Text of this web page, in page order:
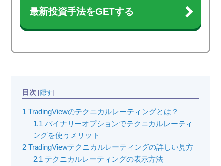
最新投資手法をGETする
目次 [隠す]
1 TradingViewのテクニカルレーティングとは？
1.1 バイナリーオプションでテクニカルレーティ
ングを使うメリット
2TradingViewテクニカルレーティングの詳しい見方
2.1 テクニカルレーティングの表示方法